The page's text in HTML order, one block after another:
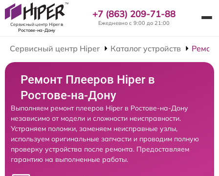
Сервисный центр Hiperв
Ростове-на-Дону
+7 (863) 209-71-88
Ежедневно с 9:00 до 21:00
Сервисный центр Hiper Каталог устройств
Ремонт Плееров Hiper в
Ростове-на-Дону
Выполняем ремонт плееров Hiper в Ростове-на-Дону
независимо от модели и сложности неисправности.
Устраняем поломки, заменяем неисправные узлы,
используем оригинальные запчасти и проводим полную
проверку устройства после ремонта. Предоставляем
гарантию на выполненные работы.